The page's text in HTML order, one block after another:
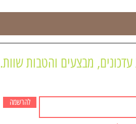
מבצעים והטבות שוות.
להרשמה